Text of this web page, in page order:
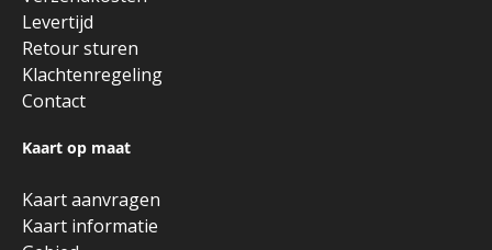
Levertijd
Retour sturen
Klachtenregeling
Contact
Kaart op maat
Kaart aanvragen
Kaart informatie